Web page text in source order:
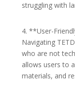
struggling with
4. **User-
Navigating
who are not
allows users to
materials, and